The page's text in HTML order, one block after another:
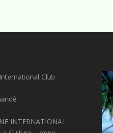
Club
INTERNATIONAL